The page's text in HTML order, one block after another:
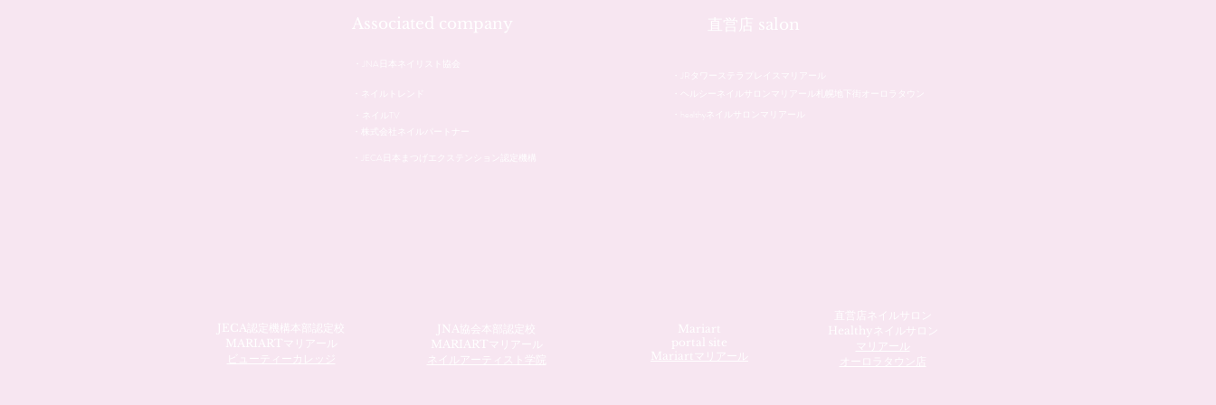
Associated company 直営店 salon
・株式会社ネイルパートナー
・JECA日本まつげエクステンション認定機構
JECA認定機構本部認定校
MARIARTマリアール
ビューティーカレッジ
JNA協会本部認定校
MARIARTマリアール
ネイルアーティスト学院
Mariart
portal site
Mariartマリアール
直営店ネイルサロン
Healthyネイルサロン
マリアール
​オーロラタウン店